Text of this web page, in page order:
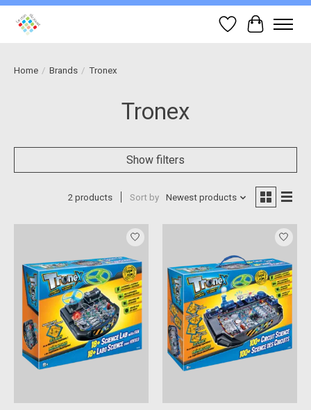
Wish List
Cart
Home / Brands / Tronex
Tronex
Show filters
2 products Sort by Newest products